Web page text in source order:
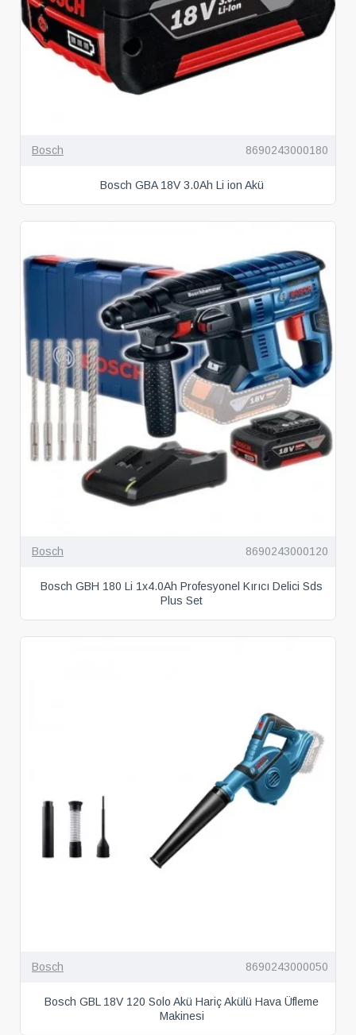
Bosch 8690243000180
Bosch GBA 18V 3.0Ah Li ion Akü
Bosch 8690243000120
Bosch GBH 180 Li 1x4.0Ah Profesyonel Kırıcı Delici Sds
Plus Set
Bosch 8690243000050
Bosch GBL 18V 120 Solo Akü Hariç Akülü Hava Üfleme
Makinesi